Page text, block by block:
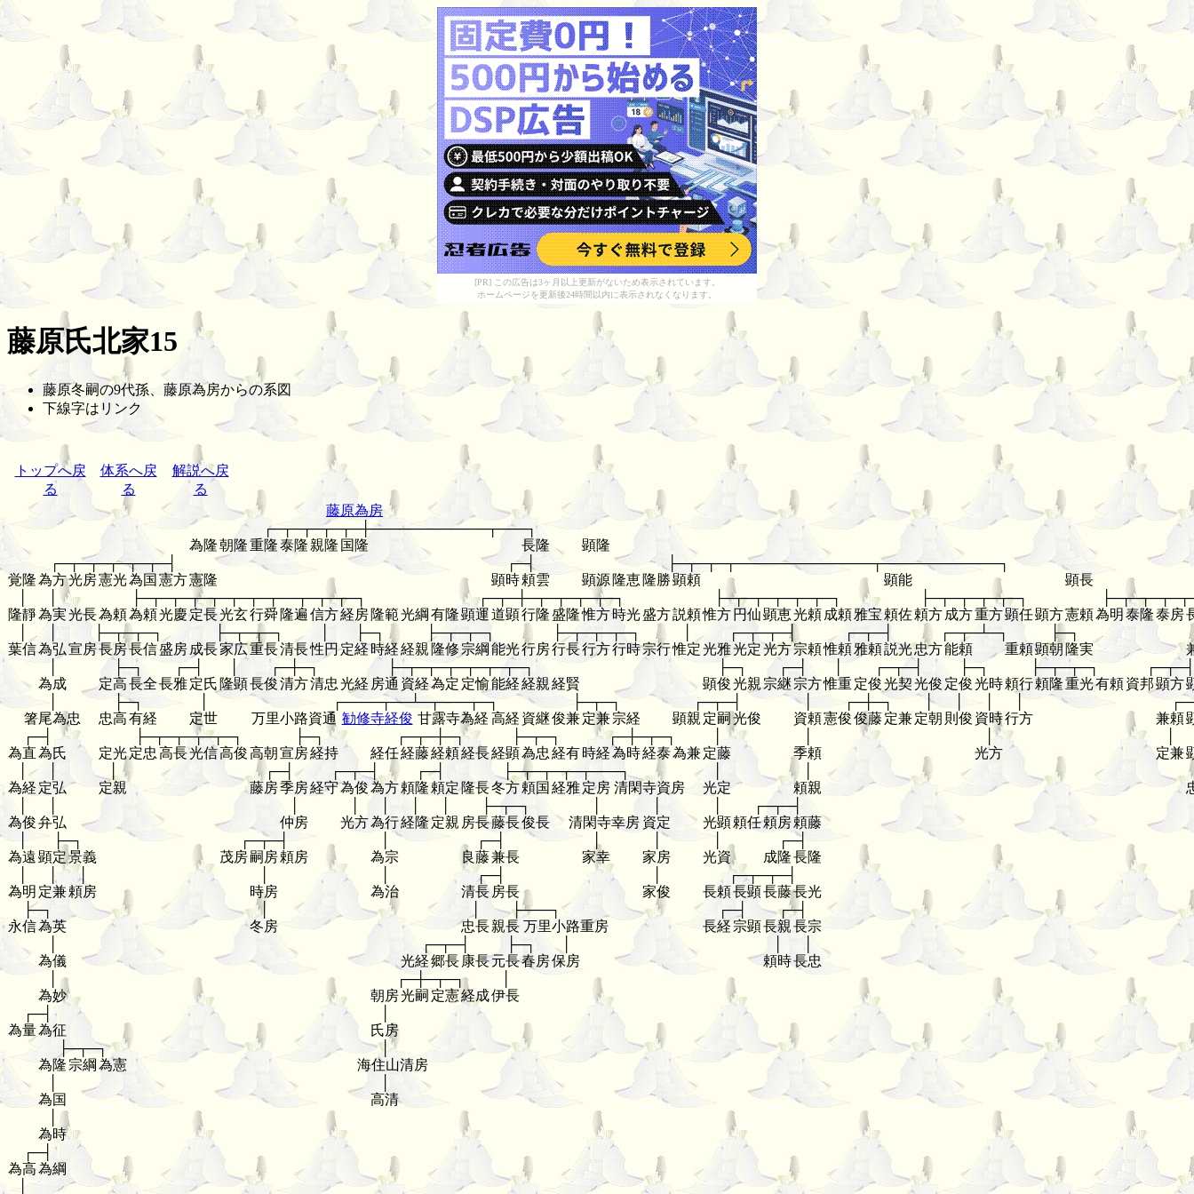
[PR] この広告は3ヶ月以上更新がないため表示されています。
ホームページを更新後24時間以内に表示されなくなります。
藤原氏北家15
藤原冬嗣の9代孫、藤原為房からの系図
下線字はリンク
トップへ戻
る
体系へ戻
る
解説へ戻
る
藤原為房
┌─┬─┬─┬─┬─┼────────────┬───┐
為隆朝隆重隆泰隆 親隆 国隆 長隆
顕隆
┌─┬─┬─┬─┬─┬─┤
┌─┤
├─┬─┬─┬──────────────┬────────────┐
覚隆為方光房憲光為国 憲方憲隆 顕時頼雲 顕源隆恵隆勝顕頼 顕能
顕長
├─┬─┬─┬─┬─┬─┬─┬──┬─┬─┬─┐ ┌─┬─┼─┬─┬─┬─┬─┐ ├─┬─┬─┬─┬─┬─┐ ├─┬─┬─┬─┬─┐
隆靜為実光長為頼為頼光慶定長光玄行舜 隆遍信方経房隆範光綱 有隆顕運道顕行隆 盛隆惟方時光盛方説頼惟方 円仙顕恵光頼 成頼雅宝頼佐頼方 成方重方顕任顕方憲頼為明泰隆泰房
├─┬─┬─┐ ├─┬─┬─┐ ├─┐ ├─┬─┬─┐ ├─┬─┬─┬─┐ ┌─┬─┬─┤ ┌─┬─┤ ┌─┬─┴─┐
├─┐
葉信為弘宣房長房長信盛房 成長家広重長清長性円定経時経経親 隆修 宗綱 能光行房行長行方行時宗行惟定光雅光定光方宗頼惟頼雅頼説光忠方能頼 重頼顕朝隆実
├─┐ ┌─┤ ┌─┼─┐ ├─┬─┬─┬─┬─┬─┬─┐ ├─┐ ┌─┤ ┌─┬─┤ ├─┐ ├─┬─┬─┐
┌─┬─┤
為成
定高長全長雅定氏 隆顕長俊清方清忠 光経 房通 資経為定 定愉能経経親経賢 顕俊光親宗継 宗方惟重定俊光契光俊 定俊光時頼行頼隆重光有頼資邦顕方
├─┐ ┌────┬──┴─┬───┬─┐ ├─┬─┐ ┌─┬─┤ ┌─┼─┐ │
箸尾為忠
忠高有経 定世 万里小路資通 勧修寺経俊 甘露寺為経 高経 資継俊兼定兼宗経 顕親 定嗣 光俊 資頼憲俊俊藤定兼定朝 則俊 資時行方 兼頼
┌─┤
├─┬─┬─┬─┬─┐ ├─┐ ┌─┬─┼─┐ ├─┬─┐ ┌─┼─┬─┐
為直為氏 定光定忠 高長光信高俊高朝宣房経持 経任経藤経頼経長経顕為忠 経有時経為時経泰為兼定藤 季頼 光方 定兼
┌─┤ ┌─┬─┤ ┌─┤ ├─┬─┬─┬─┬───┐
為経定弘 定親 藤房季房経守為俊為方頼隆 頼定隆長冬方頼国 経雅定房 清閑寺資房 光定 頼親
├─┬─┐
┌─┬─┤
為俊弁弘 仲房 光方為行経隆定親 房長藤長俊長 清閑寺幸房 資定 光顕頼任頼房頼藤
├─┐ ┌─┬─┤ ┌─┤
┌─┤
為遠顕定景義 茂房嗣房頼房 為宗 良藤兼長 家幸 家房 光資 成隆長隆
│ ┌─┤
┌─┬─┬─┤
為明 定兼頼房 時房 為治 清長 房長 家俊 長頼長顕長藤長光
├─┐
│ ├───┐ ┌─┤
┌─┤
永信為英 冬房 忠長親長 万里小路重房 長経 宗顕長親長宗
┌─┬─┤ ├─┐
為儀
光経郷長 康長元長春房保房 頼時長忠
┌─┼─┬─┐
為妙
朝房光嗣 定憲経成伊長
┌─┤
為量為征
氏房
├─┬─┐
│
為隆 宗綱 為憲
海住山清房
為国
高清
為時
┌─┤
為高為綱